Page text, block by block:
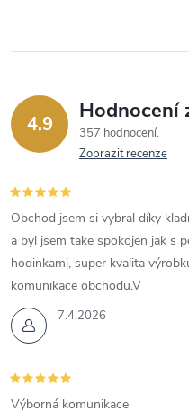
4,9 Hodnocení
357 hodnocení
Zobrazit recenze
7.4.2026
Obchod jsem si vybral díky
a byl jsem take spokojen jak s
hodinkami, super kvalita
komunikace obchodu.V
Výborná komunikace